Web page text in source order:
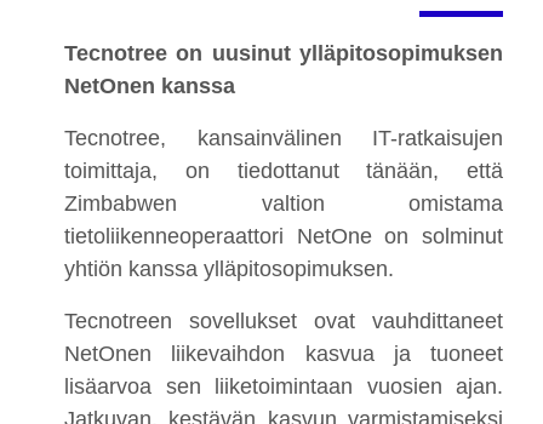
Tecnotree on uusinut ylläpitosopimuksen
NetOnen kanssa
Tecnotree, kansainvälinen IT-ratkaisujen
toimittaja, on tiedottanut tänään, että
Zimbabwen valtion omistama
tietoliikenneoperaattori NetOne on solminut
yhtiön kanssa ylläpitosopimuksen.
Tecnotreen sovellukset ovat vauhdittaneet
NetOnen liikevaihdon kasvua ja tuoneet
lisäarvoa sen liiketoimintaan vuosien ajan.
Jatkuvan, kestävän kasvun varmistamiseksi